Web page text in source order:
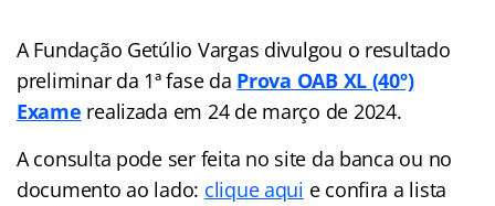
A Fundação Getúlio Vargas divulgou o resultado
preliminar da 1ª fase da Prova OAB XL (40º)
Exame realizada em 24 de março de 2024.
A consulta pode ser feita no site da banca ou no
documento ao lado: clique aqui e confira a lista